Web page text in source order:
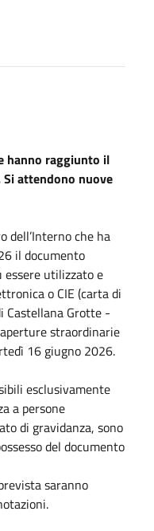
hanno raggiunto il
attendono nuove
dell’Interno che ha
il documento
essere utilizzato e
o CIE (carta di
Castellana Grotte -
straordinarie
16 giugno 2026.
esclusivamente
a persone
di gravidanza, sono
del documento
saranno